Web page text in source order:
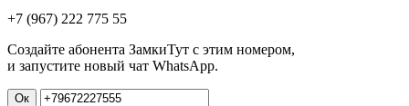
+7 (967) 222 775 55
Создайте абонента ЗамкиТут с этим номером,
и запустите новый чат WhatsApp.
Ок